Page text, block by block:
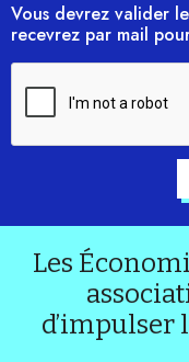
Vous devrez valider
recevrez par mail
Les
d’impulser